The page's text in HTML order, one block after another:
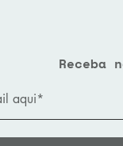
Receba